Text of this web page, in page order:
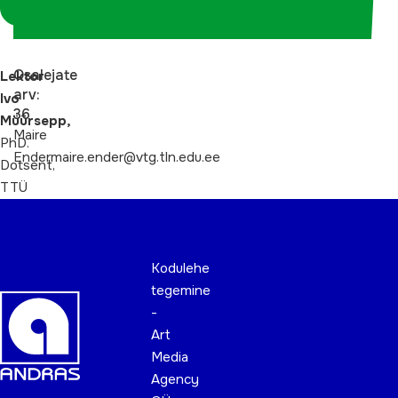
Lektor
Ivo
Müürsepp,
PhD.
Dotsent,
TTÜ
Osalejate
arv:
36
Maire
Endermaire.ender@vtg.tln.edu.ee
Kodulehe
tegemine
-
Art
Media
Agency